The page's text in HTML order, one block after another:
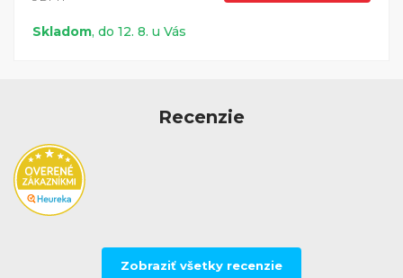
Skladom, do 12. 8. u Vás
Recenzie
Zobraziť všetky recenzie